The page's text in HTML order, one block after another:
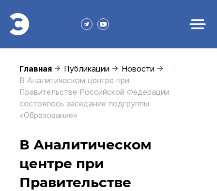
Главная Публикации
Новости
В Аналитическом центре при
Правительстве Российской Федерации
состоялось заседание подгруппы
«Образование»
В Аналитическом
центре при
Правительстве